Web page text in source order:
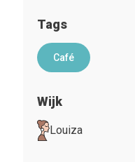
Tags
Café
Wijk
Louiza